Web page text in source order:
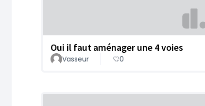
Oui il faut aménager une 4 voies
Vasseur 0